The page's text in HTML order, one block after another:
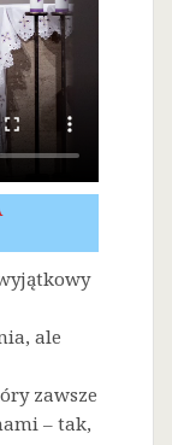
ale
zawsze
– tak,